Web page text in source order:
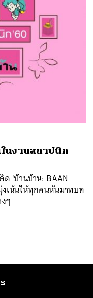
นงานสถาปนิก
ด 'บ้านบ้าน: BAAN
งเน้นให้ทุกคนหันมาทบท
ๆ